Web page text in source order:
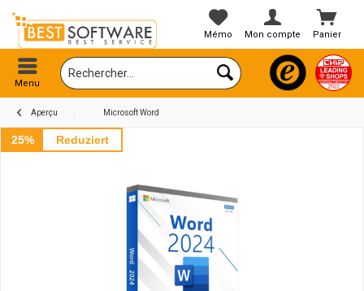
Panier
Mémo Mon compte
Menu
Aperçu Microsoft Word
25% Reduziert